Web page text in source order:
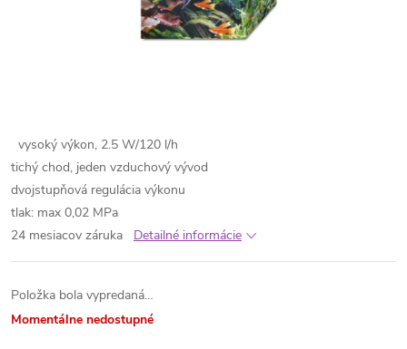
vysoký výkon, 2.5 W/120 l/h
tichý chod, jeden vzduchový vývod
dvojstupňová regulácia výkonu
tlak: max 0,02 MPa
24 mesiacov záruka
Detailné informácie
Položka bola vypredaná…
Momentálne nedostupné